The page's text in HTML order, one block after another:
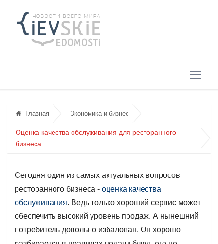
Главная Экономика и бизнес
Оценка качества обслуживания для ресторанного
бизнеса
Сегодня один из самых актуальных вопросов
ресторанного бизнеса - оценка качества
обслуживания. Ведь только хороший сервис может
обеспечить высокий уровень продаж. А нынешний
потребитель довольно избалован. Он хорошо